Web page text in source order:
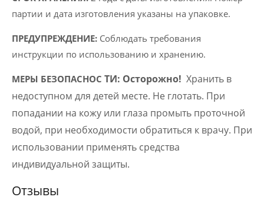
партии и дата изготовления указаны на упаковке.
ПРЕДУПРЕЖДЕНИЕ: Соблюдать требования
инструкции по использованию и хранению.
МЕРЫ БЕЗОПАСНОС ТИ: Осторожно! Хранить в
недоступном для детей месте. Не глотать. При
попадании на кожу или глаза промыть проточной
водой, при необходимости обратиться к врачу. При
использовании применять средства
индивидуальной защиты.
Отзывы